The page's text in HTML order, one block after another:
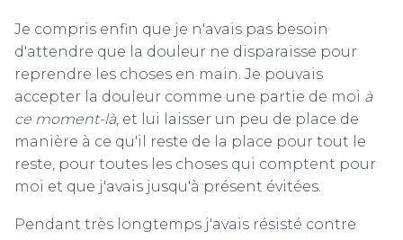
Je compris enfin que je n'avais pas besoin
d'attendre que la douleur ne disparaisse pour
reprendre les choses en main. Je pouvais
accepter la douleur comme une partie de moi à
ce moment-là, et lui laisser un peu de place de
manière à ce qu'il reste de la place pour tout le
reste, pour toutes les choses qui comptent pour
moi et que j'avais jusqu'à présent évitées.
Pendant très longtemps j'avais résisté contre